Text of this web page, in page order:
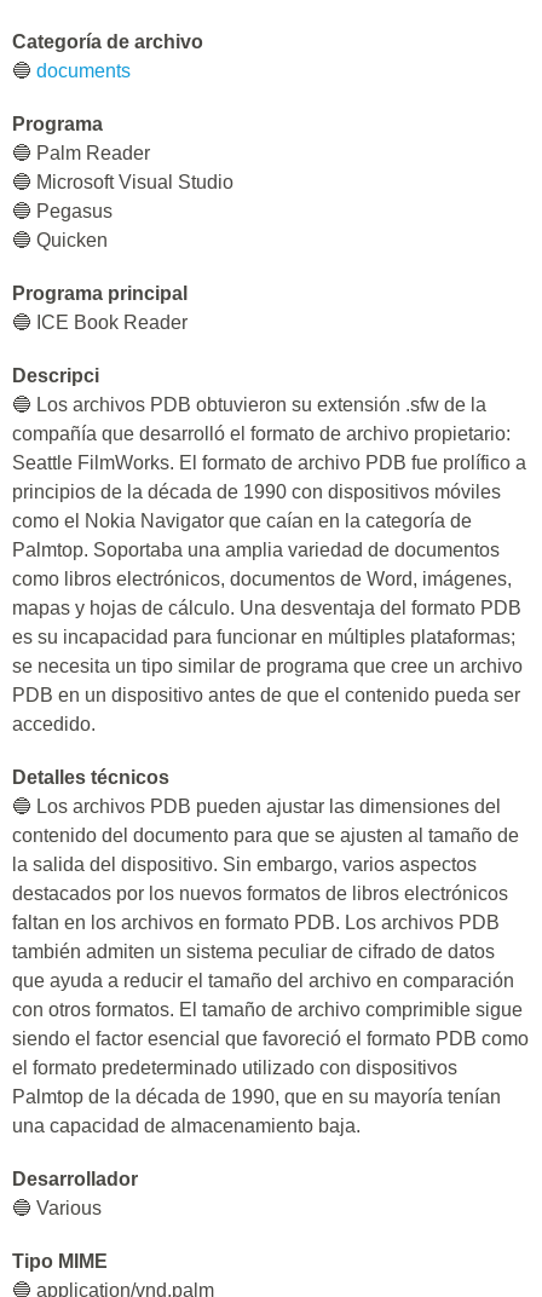
Categoría de archivo
🔵 documents
Programa
🔵 Palm Reader
🔵 Microsoft Visual Studio
🔵 Pegasus
🔵 Quicken
Programa principal
🔵 ICE Book Reader
Descripci
🔵 Los archivos PDB obtuvieron su extensión .sfw de la
compañía que desarrolló el formato de archivo propietario:
Seattle FilmWorks. El formato de archivo PDB fue prolífico a
principios de la década de 1990 con dispositivos móviles
como el Nokia Navigator que caían en la categoría de
Palmtop. Soportaba una amplia variedad de documentos
como libros electrónicos, documentos de Word, imágenes,
mapas y hojas de cálculo. Una desventaja del formato PDB
es su incapacidad para funcionar en múltiples plataformas;
se necesita un tipo similar de programa que cree un archivo
PDB en un dispositivo antes de que el contenido pueda ser
accedido.
Detalles técnicos
🔵 Los archivos PDB pueden ajustar las dimensiones del
contenido del documento para que se ajusten al tamaño de
la salida del dispositivo. Sin embargo, varios aspectos
destacados por los nuevos formatos de libros electrónicos
faltan en los archivos en formato PDB. Los archivos PDB
también admiten un sistema peculiar de cifrado de datos
que ayuda a reducir el tamaño del archivo en comparación
con otros formatos. El tamaño de archivo comprimible sigue
siendo el factor esencial que favoreció el formato PDB como
el formato predeterminado utilizado con dispositivos
Palmtop de la década de 1990, que en su mayoría tenían
una capacidad de almacenamiento baja.
Desarrollador
🔵 Various
Tipo MIME
🔵 application/vnd.palm